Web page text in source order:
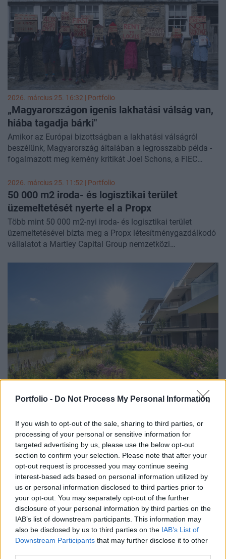
Portfolio - Do Not Process My Personal Information
If you wish to opt-out of the sale, sharing to third parties, or
processing of your personal or sensitive information for
targeted advertising by us, please use the below opt-out
section to confirm your selection. Please note that after your
opt-out request is processed you may continue seeing
interest-based ads based on personal information utilized by
us or personal information disclosed to third parties prior to
your opt-out. You may separately opt-out of the further
disclosure of your personal information by third parties on the
IAB’s list of downstream participants. This information may
also be disclosed by us to third parties on the IAB’s List of
Downstream Participants that may further disclose it to other
2026. március 25. 16:32 | Portfolio
„Magyarországon igenis lakhatási válság van,
hiába tagadja bárki"
Amikor az Európai bizottságban a lakhatási válságról
beszélünk, Magyarország általában a legrosszabb példa -
fogalmazott meg kemény kritikát Joel Schons, a FIEC
Munkacsoportjának elnöke az ÉVOSZ szerdán
megrendezett konferenciáján tartott előadásában. A
kijelentés Csepeti Ádám, a hazai stratégiai ügyek
koordinációjáért felelős helyettes államtitkár ugyanezen az
eseményen elhangzott előadására reagált. A politikus a
kormány lakáspolitikai terveit ismertette és kijelentette,
hogy Magyarországon nincsen lakhatási válság.
2026. március 25. 11:52 | Portfolio
50 000 m2 iroda- és logisztikai terület
üzemeltetését nyerte el a Propx
Több mint 50 000 m2-nyi iroda- és logisztikai terület
üzemeltetésével bízta meg a Propx létesítménygazdálkodó
vállalatot a Martley Capital Group nemzetközi
megállapodás keretében a Propx két hazai irodaház és két
logisztikai központ teljes körű kiszolgálását végzi. Az
ötéves vállalat ezzel a megbízással közel 1 millió m2-re
bővítette már meglévő portfólióját.
Használatbavételi engedélyt kapott az Atenor
épülete
Megkapta a használatbavételi engedélyt a XI. kerületi
Lake11 lakópark első ütemének 22 lakást magába foglaló,
negyedik épülete – írja közleményében a fejlesztő Atenor.
Az összesen öt ütemben megvalósuló, 18 épületesre
tervezett lakóparkban az elkészült lakások száma így elérte
a 265-öt.